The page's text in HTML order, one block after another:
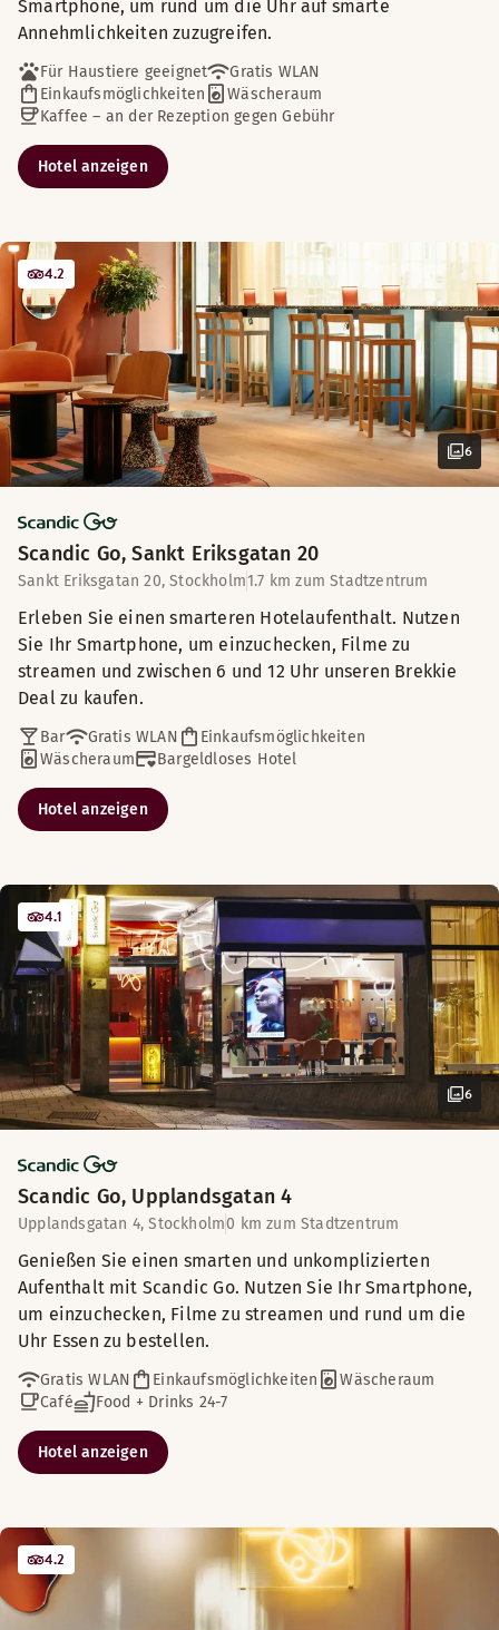
Smartphone, um rund um die Uhr auf smarte
Annehmlichkeiten zuzugreifen.
Für Haustiere geeignet
Gratis WLAN
Einkaufsmöglichkeiten
Wäscheraum
Kaffee – an der Rezeption gegen Gebühr
Hotel anzeigen
6
4.2
Scandic Go, Sankt Eriksgatan 20
Sankt Eriksgatan 20, Stockholm1.7 km zum Stadtzentrum
Erleben Sie einen smarteren Hotelaufenthalt. Nutzen
Sie Ihr Smartphone, um einzuchecken, Filme zu
streamen und zwischen 6 und 12 Uhr unseren Brekkie
Deal zu kaufen.
Bar Gratis WLAN
Einkaufsmöglichkeiten
Wäscheraum
Bargeldloses Hotel
Hotel anzeigen
6
4.1
Scandic Go, Upplandsgatan 4
Upplandsgatan 4, Stockholm0 km zum Stadtzentrum
Genießen Sie einen smarten und unkomplizierten
Aufenthalt mit Scandic Go. Nutzen Sie Ihr Smartphone,
um einzuchecken, Filme zu streamen und rund um die
Uhr Essen zu bestellen.
Gratis WLAN Einkaufsmöglichkeiten
Wäscheraum
Café
Food + Drinks 24-7
Hotel anzeigen
4.2